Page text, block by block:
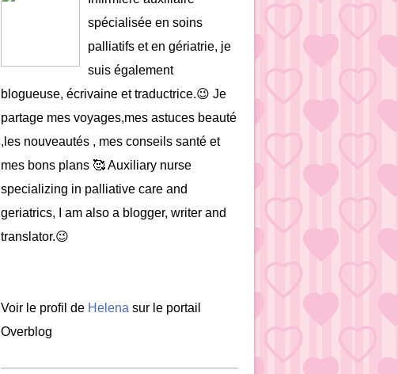
spécialisée en soins
palliatifs et en gériatrie, je
suis également
blogueuse, écrivaine et traductrice.😉 Je
partage mes voyages,mes astuces beauté
,les nouveautés , mes conseils santé et
mes bons plans 🥰 Auxiliary nurse
specializing in palliative care and
geriatrics, I am also a blogger, writer and
translator.😉
Voir le profil de Helena sur le portail
Overblog